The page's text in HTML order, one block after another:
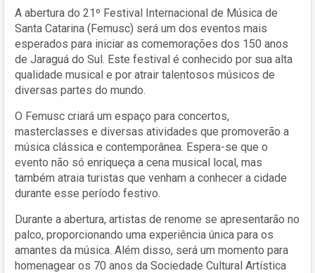
A abertura do 21º Festival Internacional de Música de
Santa Catarina (Femusc) será um dos eventos mais
esperados para iniciar as comemorações dos 150 anos
de Jaraguá do Sul. Este festival é conhecido por sua alta
qualidade musical e por atrair talentosos músicos de
diversas partes do mundo.
O Femusc criará um espaço para concertos,
masterclasses e diversas atividades que promoverão a
música clássica e contemporânea. Espera-se que o
evento não só enriqueça a cena musical local, mas
também atraia turistas que venham a conhecer a cidade
durante esse período festivo.
Durante a abertura, artistas de renome se apresentarão no
palco, proporcionando uma experiência única para os
amantes da música. Além disso, será um momento para
homenagear os 70 anos da Sociedade Cultural Artística